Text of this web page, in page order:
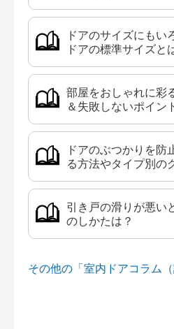
ドアのサイズにもい
ドアの標準サイズと
部屋をおしゃれに彩
＆失敗しないポイン
ドアのぶつかりを
る方法やタイプ別の
引き戸の滑りが悪い
のしかたは？
その他の「室内ドアコラム